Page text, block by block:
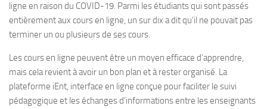
ligne en raison du COVID-19. Parmi les étudiants qui sont passés
entièrement aux cours en ligne, un sur dix a dit qu’il ne pouvait pas
terminer un ou plusieurs de ses cours.
Les cours en ligne peuvent être un moyen efficace d’apprendre,
mais cela revient à avoir un bon plan et à rester organisé. La
plateforme iEnt, interface en ligne conçue pour faciliter le suivi
pédagogique et les échanges d’informations entre les enseignants